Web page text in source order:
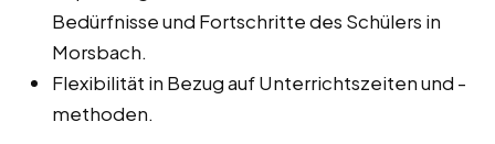
Bedürfnisse und Fortschritte des Schülers in
Morsbach.
Flexibilität in Bezug auf Unterrichtszeiten und -
methoden.